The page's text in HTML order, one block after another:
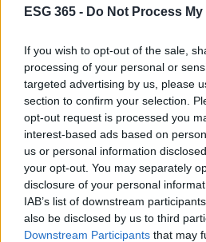
ESG 365 - Do Not Process
If you wish to opt-out of the sale,
processing of your personal or
targeted advertising by us, please
section to confirm your selection.
opt-out request is processed you
interest-based ads based on
us or personal information
your opt-out. You may separately
disclosure of your personal
IAB’s list of downstream
also be disclosed by us to third
Downstream Participants that may
sanno, le idee migliori
uno di questi eventi sarà
partenza di una grande
AiAdhubMedia